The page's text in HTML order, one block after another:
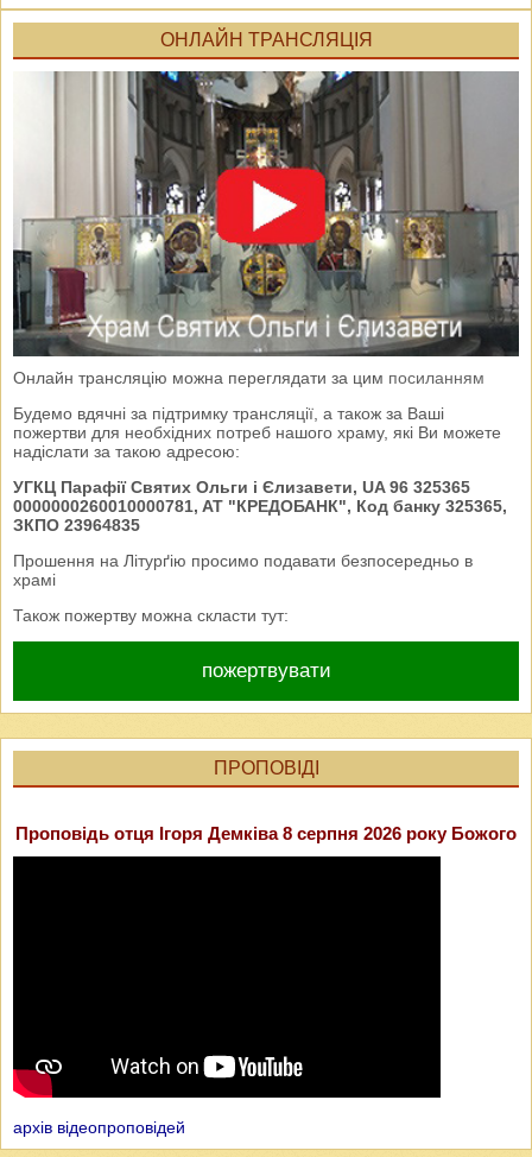
ОНЛАЙН ТРАНСЛЯЦІЯ
Онлайн трансляцію можна переглядати за цим посиланням
Будемо вдячні за підтримку трансляції, а також за Ваші
пожертви для необхідних потреб нашого храму, які Ви можете
надіслати за такою адресою:
УГКЦ Парафії Святих Ольги і Єлизавети, UA 96 325365
0000000260010000781, AT "КРЕДОБАНК", Код банку 325365,
ЗКПО 23964835
Прошення на Літурґію просимо подавати безпосередньо в
храмі
Також пожертву можна скласти тут:
пожертвувати
ПРОПОВІДІ
Проповідь отця Ігоря Демківа 8 серпня 2026 року Божого
архів відеопроповідей